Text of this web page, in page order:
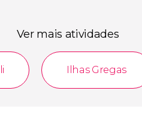
Ver mais atividades
Ilhas Gregas